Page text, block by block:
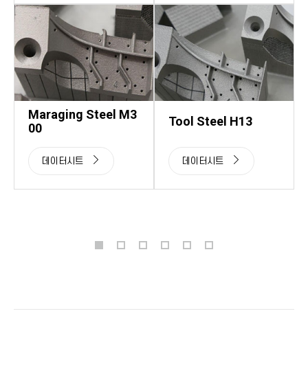
Maraging Steel M3
00
데이터시트
Tool Steel H13
데이터시트